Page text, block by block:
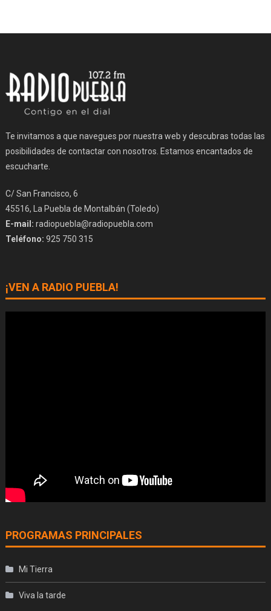
Te invitamos a que navegues por nuestra web y descubras todas las
posibilidades de contactar con nosotros. Estamos encantados de
escucharte.
C/ San Francisco, 6
45516, La Puebla de Montalbán (Toledo)
E-mail: radiopuebla@radiopuebla.com
Teléfono: 925 750 315
¡VEN A RADIO PUEBLA!
PROGRAMAS PRINCIPALES
Mi Tierra
Viva la tarde